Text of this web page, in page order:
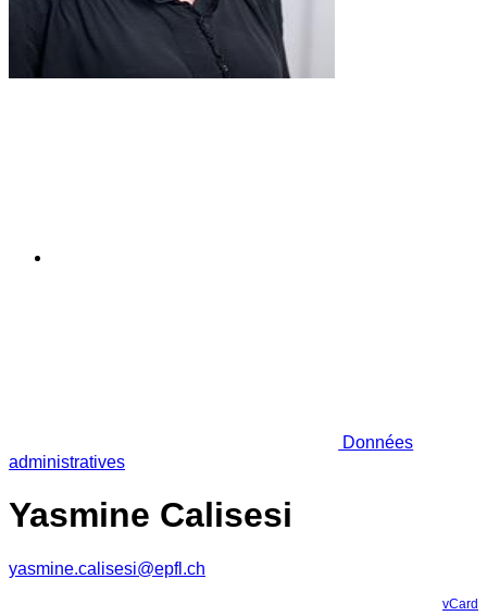
Données
administratives
Yasmine Calisesi
yasmine.calisesi@epfl.ch
vCard